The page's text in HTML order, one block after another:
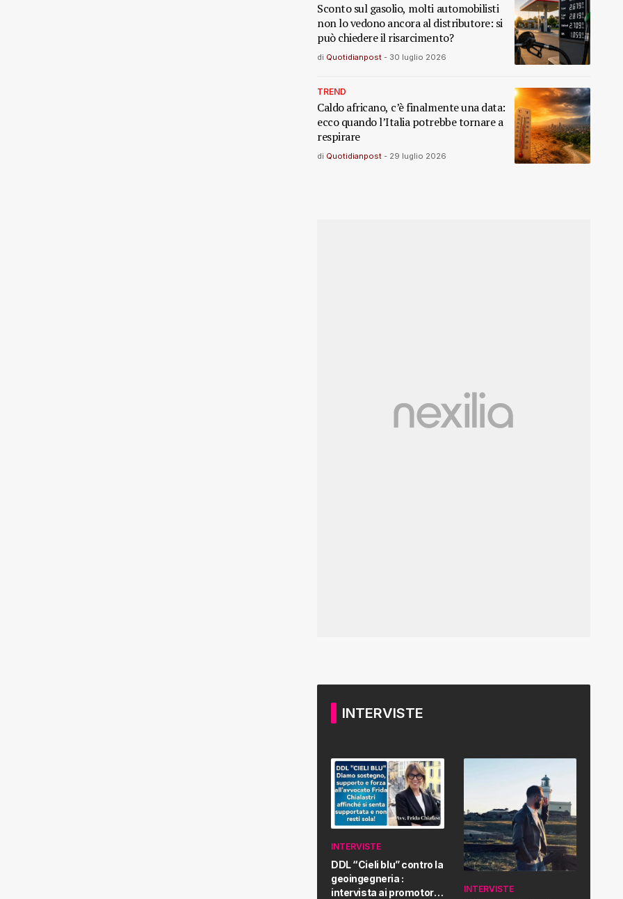
Sconto sul gasolio, molti automobilisti
non lo vedono ancora al distributore: si
può chiedere il risarcimento?
di Quotidianpost - 30 luglio 2026
TREND
Caldo africano, c’è finalmente una data:
ecco quando l’Italia potrebbe tornare a
respirare
di Quotidianpost - 29 luglio 2026
INTERVISTE
INTERVISTE
DDL “Cieli blu” contro la
geoingegneria :
intervista ai promotori
INTERVISTE